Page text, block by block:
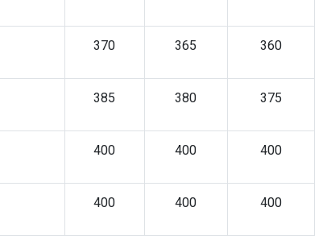
370 365 360
385 380 375
400 400 400
400 400 400